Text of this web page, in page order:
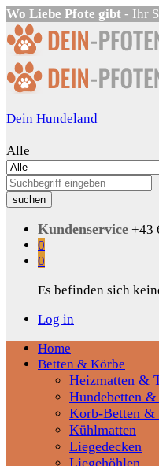
Wo Liebe Pfote gibt - Ihr
Dein Hundeland
Alle
suchen
Kundenservice +43
0
0
Es befinden sich
Log in
Home
Betten & Körbe
Heizmatten &
Hundebetten
Korb-Betten &
Kühlmatten
Liegedecken